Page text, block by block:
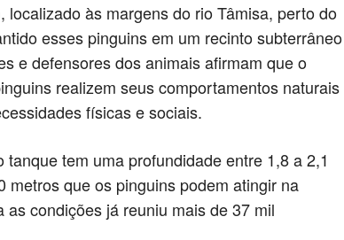
localizado às margens do rio Tâmisa, perto do
esses pinguins em um recinto subterrâneo
e defensores dos animais afirmam que o
realizem seus comportamentos naturais
físicas e sociais.
tem uma profundidade entre 1,8 a 2,1
metros que os pinguins podem atingir na
condições já reuniu mais de 37 mil